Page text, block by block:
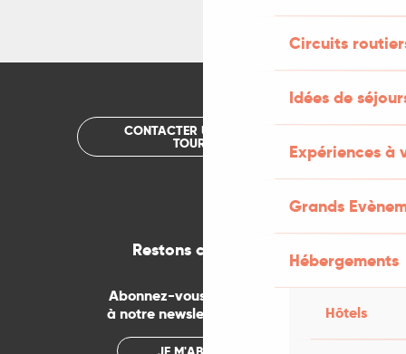
Circuits
Idées de
Expériences à
Grands
Hébergements
Hôtels
CONTACTER UN OFFICE DE
TOURISME
Restons connectés
Abonnez-vous gratuitement
à notre newsletter mensuelle